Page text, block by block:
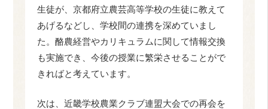
生徒が、京都府立農芸高等学校の生徒に教えて
あげるなどし、学校間の連携を深めていまし
た。酪農経営やカリキュラムに関して情報交換
も実施でき、今後の授業に繁栄させることがで
きればと考えています。
次は、近畿学校農業クラブ連盟大会での再会を